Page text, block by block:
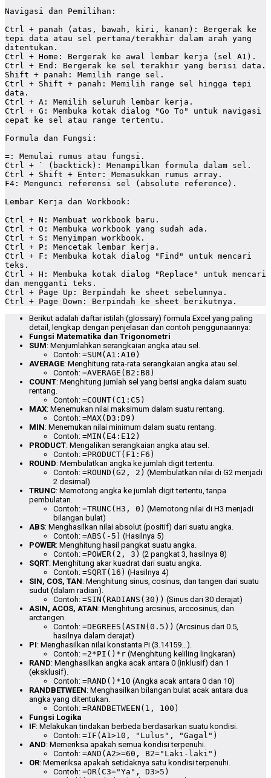
Navigasi dan Pemilihan:
Ctrl + panah (atas, bawah, kiri, kanan): Bergerak ke
tepi data atau sel pertama/terakhir dalam arah yang
ditentukan.
Ctrl + Home: Bergerak ke awal lembar kerja (sel A1).
Ctrl + End: Bergerak ke sel terakhir yang berisi data.
Shift + panah: Memilih range sel.
Ctrl + Shift + panah: Memilih range sel hingga tepi
data.
Ctrl + A: Memilih seluruh lembar kerja.
Ctrl + G: Membuka kotak dialog "Go To" untuk navigasi
cepat ke sel atau range tertentu.
Formula dan Fungsi:
=: Memulai rumus atau fungsi.
Ctrl + ` (backtick): Menampilkan formula dalam sel.
Ctrl + Shift + Enter: Memasukkan rumus array.
F4: Mengunci referensi sel (absolute reference).
Lembar Kerja dan Workbook:
Ctrl + N: Membuat workbook baru.
Ctrl + O: Membuka workbook yang sudah ada.
Ctrl + S: Menyimpan workbook.
Ctrl + P: Mencetak lembar kerja.
Ctrl + F: Membuka kotak dialog "Find" untuk mencari
teks.
Ctrl + H: Membuka kotak dialog "Replace" untuk mencari
dan mengganti teks.
Ctrl + Page Up: Berpindah ke sheet sebelumnya.
Ctrl + Page Down: Berpindah ke sheet berikutnya.
Berikut adalah daftar istilah (glossary) formula Excel yang paling
detail, lengkap dengan penjelasan dan contoh penggunaannya:
Fungsi Matematika dan Trigonometri
SUM: Menjumlahkan serangkaian angka atau sel.
Contoh: =SUM(A1:A10)
AVERAGE: Menghitung rata-rata serangkaian angka atau sel.
Contoh: =AVERAGE(B2:B8)
COUNT: Menghitung jumlah sel yang berisi angka dalam suatu
rentang.
Contoh: =COUNT(C1:C5)
MAX: Menemukan nilai maksimum dalam suatu rentang.
Contoh: =MAX(D3:D9)
MIN: Menemukan nilai minimum dalam suatu rentang.
Contoh: =MIN(E4:E12)
PRODUCT: Mengalikan serangkaian angka atau sel.
Contoh: =PRODUCT(F1:F6)
ROUND: Membulatkan angka ke jumlah digit tertentu.
Contoh: =ROUND(G2, 2) (Membulatkan nilai di G2 menjadi
2 desimal)
TRUNC: Memotong angka ke jumlah digit tertentu, tanpa
pembulatan.
Contoh: =TRUNC(H3, 0) (Memotong nilai di H3 menjadi
bilangan bulat)
ABS: Menghasilkan nilai absolut (positif) dari suatu angka.
Contoh: =ABS(-5) (Hasilnya 5)
POWER: Menghitung hasil pangkat suatu angka.
Contoh: =POWER(2, 3) (2 pangkat 3, hasilnya 8)
SQRT: Menghitung akar kuadrat dari suatu angka.
Contoh: =SQRT(16) (Hasilnya 4)
SIN, COS, TAN: Menghitung sinus, cosinus, dan tangen dari suatu
sudut (dalam radian).
Contoh: =SIN(RADIANS(30)) (Sinus dari 30 derajat)
ASIN, ACOS, ATAN: Menghitung arcsinus, arccosinus, dan
arctangen.
Contoh: =DEGREES(ASIN(0.5)) (Arcsinus dari 0.5,
hasilnya dalam derajat)
PI: Menghasilkan nilai konstanta Pi (3.14159...).
Contoh: =2*PI()*r (Menghitung keliling lingkaran)
RAND: Menghasilkan angka acak antara 0 (inklusif) dan 1
(eksklusif).
Contoh: =RAND()*10 (Angka acak antara 0 dan 10)
RANDBETWEEN: Menghasilkan bilangan bulat acak antara dua
angka yang ditentukan.
Contoh: =RANDBETWEEN(1, 100)
Fungsi Logika
IF: Melakukan tindakan berbeda berdasarkan suatu kondisi.
Contoh: =IF(A1>10, "Lulus", "Gagal")
AND: Memeriksa apakah semua kondisi terpenuhi.
Contoh: =AND(A2>=60, B2="Laki-laki")
OR: Memeriksa apakah setidaknya satu kondisi terpenuhi.
Contoh: =OR(C3="Ya", D3>5)